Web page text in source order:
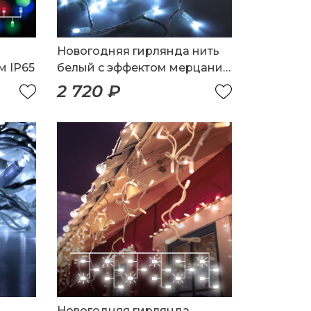
IP65
Новогодняя гирлянда нить
белый с эффектом мерцания
20м IP65
2 720 ₽